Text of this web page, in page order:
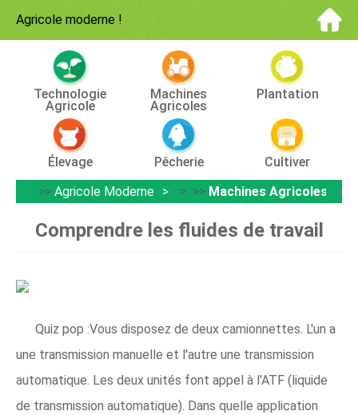
Agricole moderne !
Technologie
Agricole
Machines
Agricoles
Plantation
Élevage Pêcherie
Cultiver
>> Agricole Moderne > >> Machines Agricoles
Comprendre les fluides de travail
Quiz pop :Vous disposez de deux camionnettes. L'un a
une transmission manuelle et l'autre une transmission
automatique. Les deux unités font appel à l'ATF (liquide
de transmission automatique). Dans quelle application